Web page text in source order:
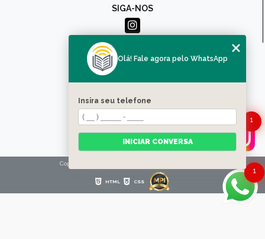
SIGA-NOS
MENU
QUEM SOMOS
PRODUTOS
CONTATO
CATEGORIAS
MAPA DO SITE
Copyright © Impressos ADG. (Lei 9610 de 19/02/1998)
HTML CSS
1
1
Olá! Fale agora pelo WhatsApp
Insira seu telefone
INICIAR CONVERSA